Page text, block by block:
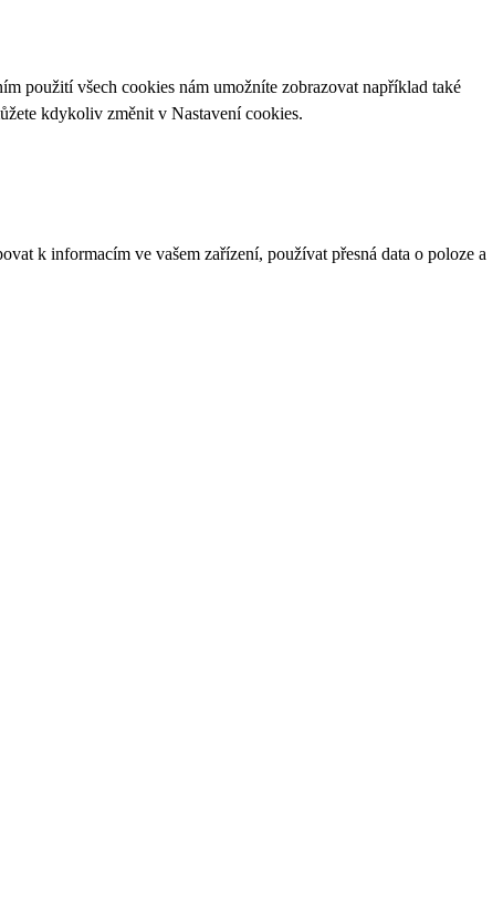
použití všech cookies nám umožníte zobrazovat například také
kdykoliv změnit v Nastavení cookies.
k informacím ve vašem zařízení, používat přesná data o poloze a